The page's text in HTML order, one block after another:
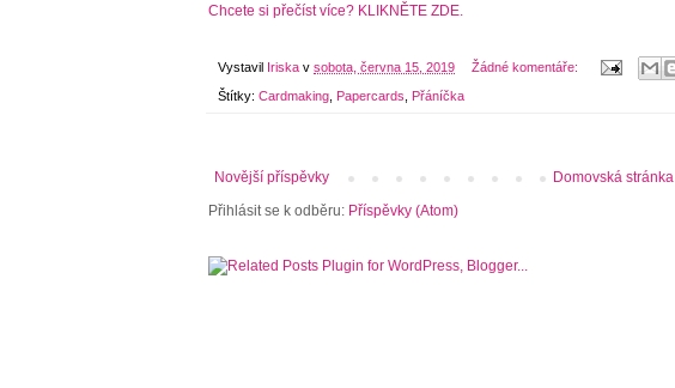
Chcete si přečíst více? KLIKNĚTE ZDE.
Vystavil Iriska v sobota, června 15, 2019 Žádné komentáře:
Štítky: Cardmaking Papercards Přáníčka
Novější příspěvky
Domovská stránka
Přihlásit se k odběru: Příspěvky (Atom)